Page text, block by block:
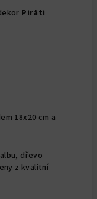
Piráti
18x20 cm a
dřevo
z kvalitní